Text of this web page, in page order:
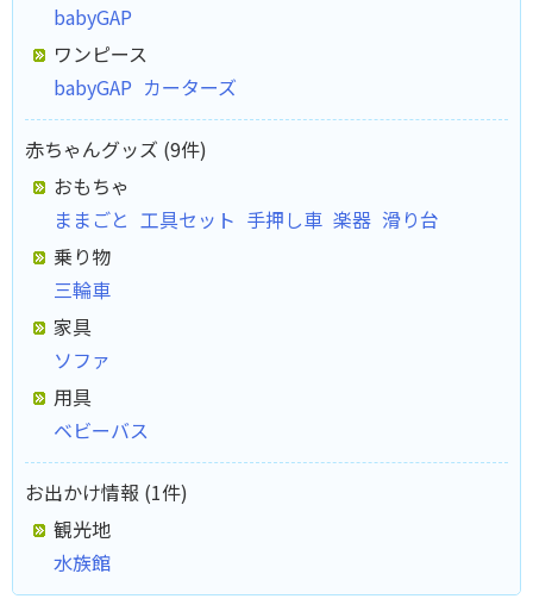
babyGAP
ワンピース
babyGAP カーターズ
赤ちゃんグッズ (9件)
おもちゃ
ままごと 工具セット 手押し車 楽器 滑り台
乗り物
三輪車
家具
ソファ
用具
ベビーバス
お出かけ情報 (1件)
観光地
水族館